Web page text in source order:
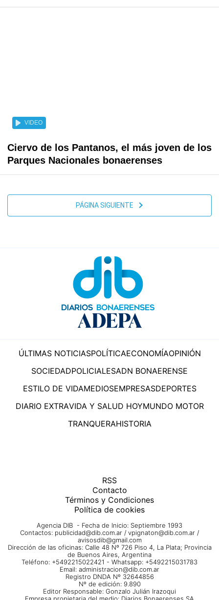
VIDEO
Ciervo de los Pantanos, el más joven de los
Parques Nacionales bonaerenses
PÁGINA SIGUIENTE
ÚLTIMAS NOTICIASPOLÍTICAECONOMÍAOPINIÓN
SOCIEDADPOLICIALESADN BONAERENSE
ESTILO DE VIDAMEDIOSEMPRESASDEPORTES
DIARIO EXTRAVIDA Y SALUD HOYMUNDO MOTOR
TRANQUERAHISTORIA
RSS
Contacto
Términos y Condiciones
Política de cookies
Agencia DIB - Fecha de Inicio: Septiembre 1993
Contactos: publicidad@dib.com.ar / vpignaton@dib.com.ar /
avisosdib@gmail.com
Dirección de las oficinas: Calle 48 Nº 726 Piso 4, La Plata; Provincia
de Buenos Aires, Argentina
Teléfono: +5492215022421 - Whatsapp: +5492215031783
Email: administracion@dib.com.ar
Registro DNDA Nº 32644856
Nº de edición: 9.890
Editor Responsable: Gonzalo Julián Irazoqui